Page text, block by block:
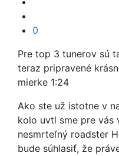
0
Pre top 3 tunerov sú
teraz pripravené
mierke 1:24
Ako ste už istotne v
kolo uvtl sme pre vás
nesmrteľný roadster
bude súhlasiť, že